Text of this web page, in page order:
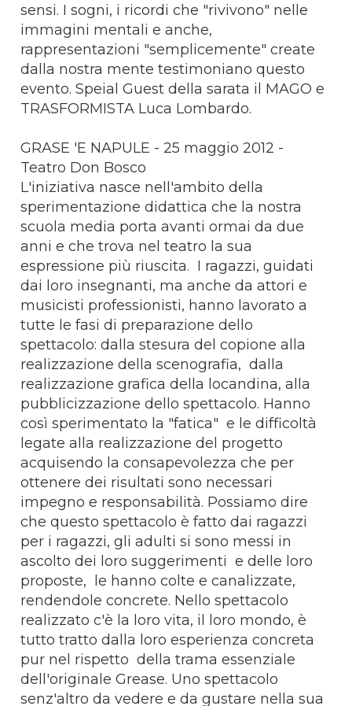
sensi. I sogni, i ricordi che "rivivono" nelle
immagini mentali e anche,
rappresentazioni "semplicemente" create
dalla nostra mente testimoniano questo
evento. Speial Guest della sarata il MAGO e
TRASFORMISTA Luca Lombardo.
GRASE 'E NAPULE - 25 maggio 2012 -
Teatro Don Bosco
L'iniziativa nasce nell'ambito della
sperimentazione didattica che la nostra
scuola media porta avanti ormai da due
anni e che trova nel teatro la sua
espressione più riuscita. I ragazzi, guidati
dai loro insegnanti, ma anche da attori e
musicisti professionisti, hanno lavorato a
tutte le fasi di preparazione dello
spettacolo: dalla stesura del copione alla
realizzazione della scenografia, dalla
realizzazione grafica della locandina, alla
pubblicizzazione dello spettacolo. Hanno
così sperimentato la "fatica" e le difficoltà
legate alla realizzazione del progetto
acquisendo la consapevolezza che per
ottenere dei risultati sono necessari
impegno e responsabilità. Possiamo dire
che questo spettacolo è fatto dai ragazzi
per i ragazzi, gli adulti si sono messi in
ascolto dei loro suggerimenti e delle loro
proposte, le hanno colte e canalizzate,
rendendole concrete. Nello spettacolo
realizzato c'è la loro vita, il loro mondo, è
tutto tratto dalla loro esperienza concreta
pur nel rispetto della trama essenziale
dell'originale Grease. Uno spettacolo
senz'altro da vedere e da gustare nella sua